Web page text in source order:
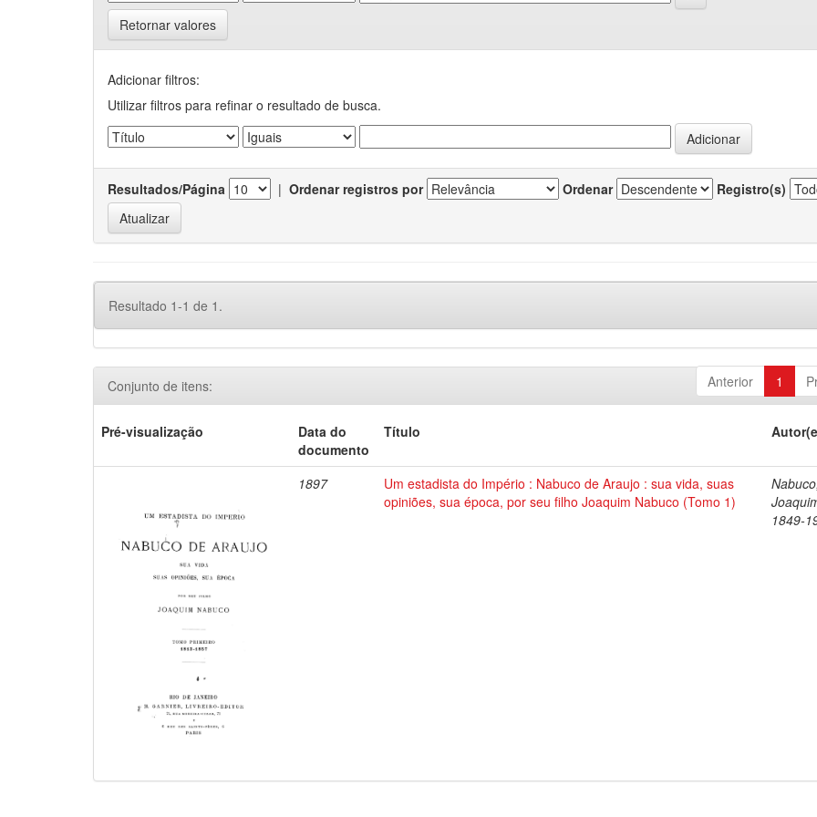
Retornar valores
Adicionar filtros:
Utilizar filtros para refinar o resultado de busca.
Resultados/Página | Ordenar registros por Ordenar Registro(s)
Resultado 1-1 de 1.
Anterior 1
Conjunto de itens:
Pré-visualização
Data do
documento
Título
1897
Um estadista do Império : Nabuco de Araujo : sua vida, suas
opiniões, sua época, por seu filho Joaquim Nabuco (Tomo 1)
Nabuco,
1849-